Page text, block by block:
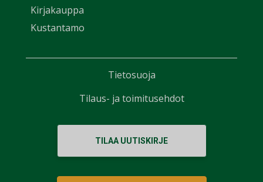
Kirjakauppa
Kustantamo
TILAA UUTISKIRJE
Tietosuoja
Tilaus- ja toimitusehdot